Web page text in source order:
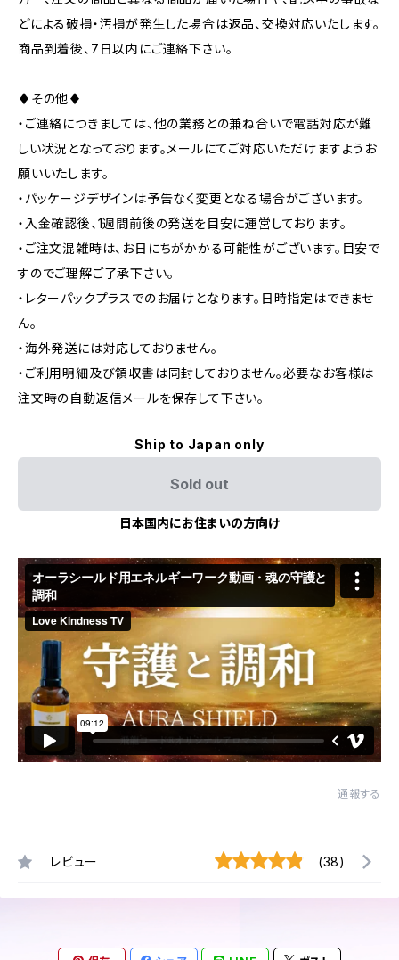
どによる破損・汚損が発生した場合は返品、交換対応いたします。
商品到着後、7日以内にご連絡下さい。
♦その他♦
・ご連絡につきましては、他の業務との兼ね合いで電話対応が難
しい状況となっております。メールにてご対応いただけますようお
願いいたします。
・パッケージデザインは予告なく変更となる場合がございます。
・入金確認後、1週間前後の発送を目安に運営しております。
・ご注文混雑時は、お日にちがかかる可能性がございます。目安で
すのでご理解ご了承下さい。
・レターパックプラスでのお届けとなります。日時指定はできませ
ん。
・海外発送には対応しておりません。
・ご利用明細及び領収書は同封しておりません。必要なお客様は
注文時の自動返信メールを保存して下さい。
Ship to Japan only
Sold out
日本国内にお住まいの方向け
通報する
レビュー (38)